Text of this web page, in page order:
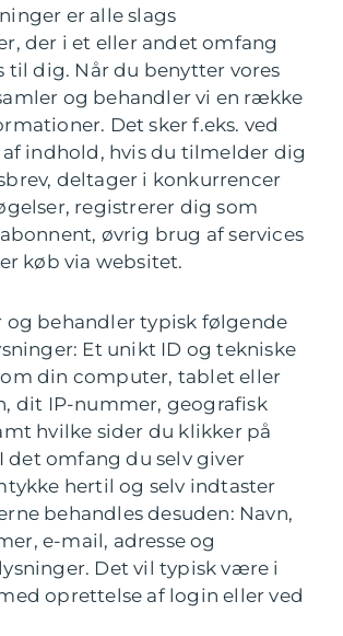
er alle slags
der i et eller andet omfang
til dig. Når du benytter vores
og behandler vi en række
Det sker f.eks. ved
indhold, hvis du tilmelder dig
deltager i konkurrencer
registrerer dig som
øvrig brug af services
køb via websitet.
og behandler typisk følgende
Et unikt ID og tekniske
din computer, tablet eller
dit IP-nummer, geografisk
hvilke sider du klikker på
det omfang du selv giver
hertil og selv indtaster
behandles desuden: Navn,
e-mail, adresse og
Det vil typisk være i
oprettelse af login eller ved